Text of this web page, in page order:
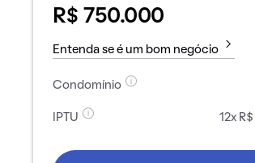
R$ 750.000
Entenda se é um bom negócio
Condomínio
IPTU 12x